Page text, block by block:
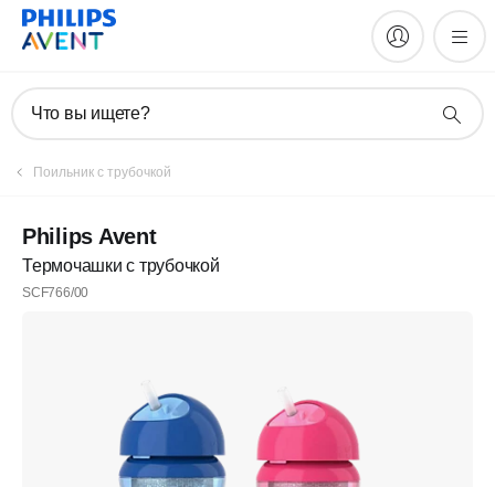
Что вы ищете?
Поильник с трубочкой
Philips Avent
Термочашки с трубочкой
SCF766/00